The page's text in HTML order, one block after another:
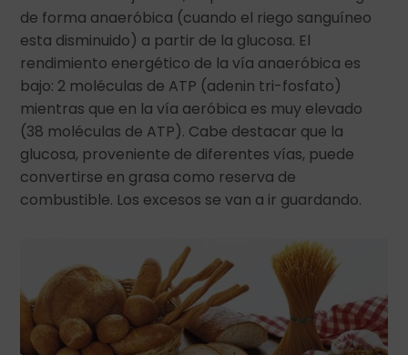
de forma anaeróbica (cuando el riego sanguíneo
esta disminuido) a partir de la glucosa. El
rendimiento energético de la vía anaeróbica es
bajo: 2 moléculas de ATP (adenin tri-fosfato)
mientras que en la vía aeróbica es muy elevado
(38 moléculas de ATP). Cabe destacar que la
glucosa, proveniente de diferentes vías, puede
convertirse en grasa como reserva de
combustible. Los excesos se van a ir guardando.